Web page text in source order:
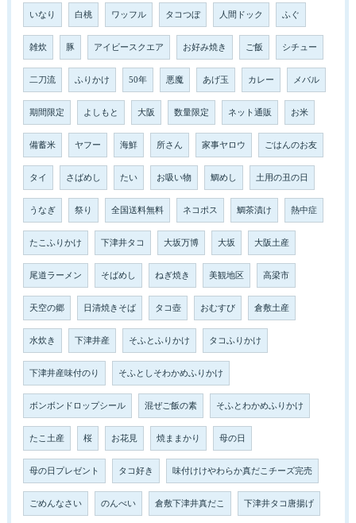
いなり 白桃 ワッフル タコつぼ 人間ドック ふぐ
雑炊 豚 アイビースクエア お好み焼き ご飯 シチュー
二刀流 ふりかけ 50年 悪魔 あげ玉 カレー メバル
期間限定 よしもと 大阪 数量限定 ネット通販 お米
備蓄米 ヤフー 海鮮 所さん 家事ヤロウ ごはんのお友
タイ さばめし たい お吸い物 鯛めし 土用の丑の日
うなぎ 祭り 全国送料無料 ネコポス 鯛茶漬け 熱中症
たこふりかけ 下津井タコ 大坂万博 大坂 大阪土産
尾道ラーメン そばめし ねぎ焼き 美観地区 高梁市
天空の郷 日清焼きそば タコ壺 おむすび 倉敷土産
水炊き 下津井産 そふとふりかけ タコふりかけ
下津井産味付のり そふとしそわかめふりかけ
ボンボンドロップシール 混ぜご飯の素 そふとわかめふりかけ
たこ土産 桜 お花見 焼ままかり 母の日
母の日プレゼント タコ好き 味付けけやわらか真だこチーズ完売
ごめんなさい のんべい 倉敷下津井真だこ 下津井タコ唐揚げ